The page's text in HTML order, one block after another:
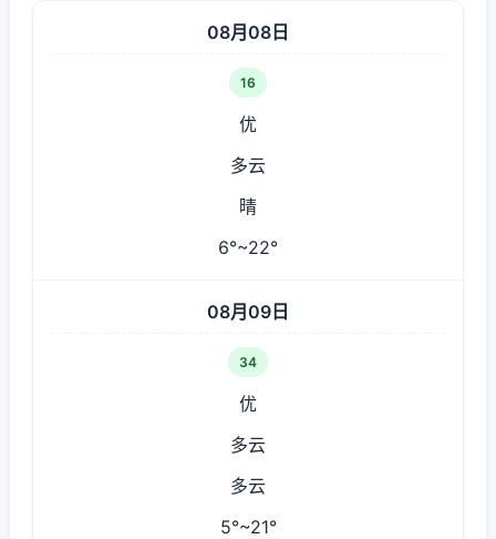
08月08日
16
优
多云
晴
6°~22°
08月09日
34
优
多云
多云
5°~21°